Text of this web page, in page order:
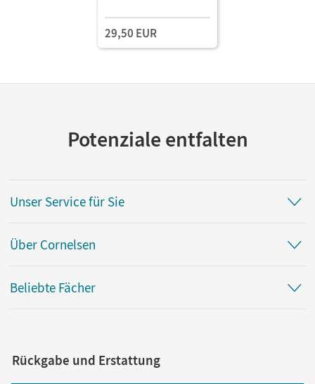
29,50 EUR
Potenziale entfalten
Unser Service für Sie
Über Cornelsen
Beliebte Fächer
Rückgabe und Erstattung